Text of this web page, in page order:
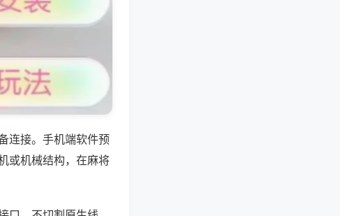
连接。手机端软件预
或机械结构，在麻将